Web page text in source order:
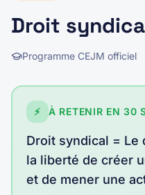
Droit
Programme CEJM officiel
⚡ À RETENIR EN 30
Droit syndical = Le
la liberté de créer
et de mener une